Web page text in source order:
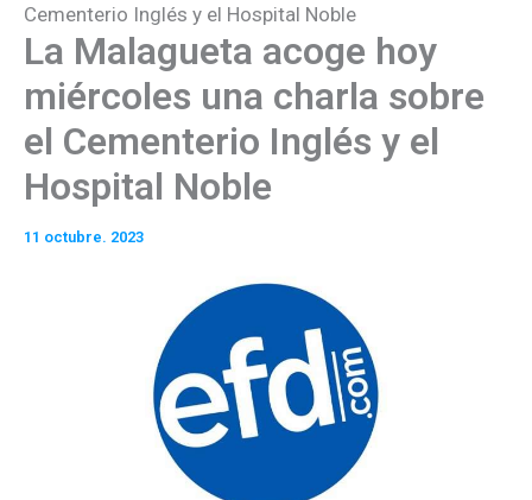
Cementerio Inglés y el Hospital Noble
La Malagueta acoge hoy
miércoles una charla sobre
el Cementerio Inglés y el
Hospital Noble
11 octubre. 2023